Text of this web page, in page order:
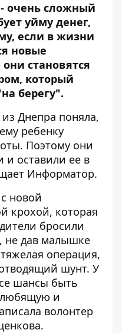
очень сложный
уйму денег,
если в жизни
новые
становятся
который
берегу".
Днепра поняла,
ребенку
Поэтому они
и оставили ее в
Информатор.
новой
крохой, которая
бросили
не дав малышке
операция,
шунт. У
шансы быть
любящую и
волонтер